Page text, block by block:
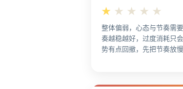
易拉升成效。 更适配把优
产。
★ ★ ★ ★ ★
整体偏弱，心态与节奏需
奏越稳越好，过度消耗只
势有点回撤，先把节奏放